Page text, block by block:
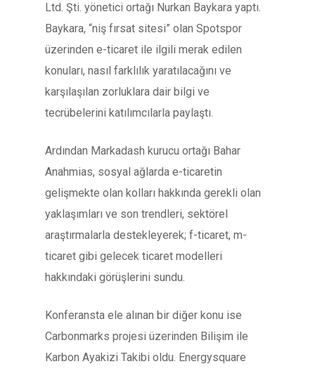
Ltd. Şti. yönetici ortağı Nurkan Baykara yaptı.
Baykara, “niş fırsat sitesi” olan Spotspor
üzerinden e-ticaret ile ilgili merak edilen
konuları, nasıl farklılık yaratılacağını ve
karşılaşılan zorluklara dair bilgi ve
tecrübelerini katılımcılarla paylaştı.
Ardından Markadash kurucu ortağı Bahar
Anahmias, sosyal ağlarda e-ticaretin
gelişmekte olan kolları hakkında gerekli olan
yaklaşımları ve son trendleri, sektörel
araştırmalarla destekleyerek; f-ticaret, m-
ticaret gibi gelecek ticaret modelleri
hakkındaki görüşlerini sundu.
Konferansta ele alınan bir diğer konu ise
Carbonmarks projesi üzerinden Bilişim ile
Karbon Ayakizi Takibi oldu. Energysquare